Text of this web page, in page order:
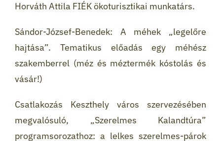
Horváth Attila FIÉK ökoturisztikai munkatárs.
Sándor-József-Benedek: A méhek „legelőre
hajtása”. Tematikus előadás egy méhész
szakemberrel (méz és méztermék kóstolás és
vásár!)
Csatlakozás Keszthely város szervezésében
megvalósuló, „Szerelmes Kalandtúra”
programsorozathoz: a lelkes szerelmes-párok